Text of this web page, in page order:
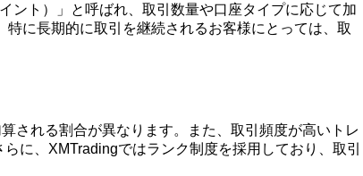
ント）」と呼ばれ、取引数量や口座タイプに応じて加
に長期的に取引を継続されるお客様にとっては、取
される割合が異なります。また、取引頻度が高いトレ
に、XMTradingではランク制度を採用しており、取引